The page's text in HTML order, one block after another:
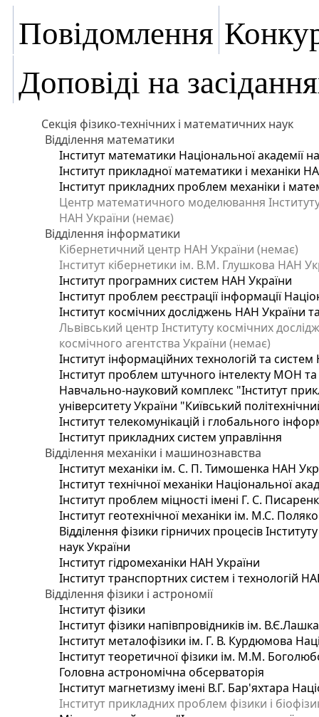
Повідомлення
Доповіді на
Секція фізико-технічних і математичних наук
Відділення математики
Інститут математики Національної академії
Інститут прикладної математики і механіки
Інститут прикладних проблем механіки і
Центр математичного моделювання
НАН України (немає)
Відділення інформатики
Кібернетичний центр НАН України (немає)
Інститут кібернетики ім. В.М. Глушкова НАН
Інститут програмних систем НАН України
Інститут проблем реєстрації інформації
Інститут космічних досліджень НАН України
Львівський центр Інституту космічних
космічного агентства України (немає)
Інститут інформаційних технологій та
Інститут проблем штучного інтелекту МОН
Навчально-науковий комплекс "Інститут
університету України "Київський
Інститут телекомунікацій і глобального
Інститут прикладних систем управління
Відділення механіки і машинознавства
Інститут механіки ім. С. П. Тимошенка НАН
Інститут технічної механіки Національної
Інститут проблем міцності імені Г. С.
Інститут геотехнічної механіки ім. М.С.
Відділення фізики гірничих процесів
наук України
Інститут гідромеханіки НАН України
Інститут транспортних систем і технологій
Відділення фізики і астрономії
Інститут фізики
Інститут фізики напівпровідників ім.
Інститут металофізики ім. Г. В. Курдюмова
Інститут теоретичної фізики ім. М.М.
Головна астрономічна обсерваторія
Інститут магнетизму імені В.Г. Бар'яхтара
Інститут прикладних проблем фізики і